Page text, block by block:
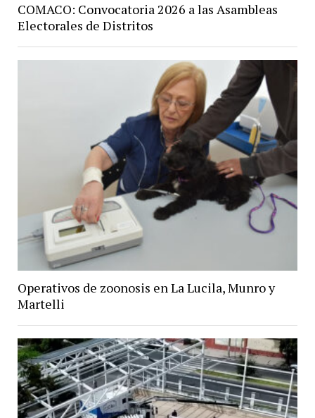
COMACO: Convocatoria 2026 a las Asambleas
Electorales de Distritos
Operativos de zoonosis en La Lucila, Munro y
Martelli